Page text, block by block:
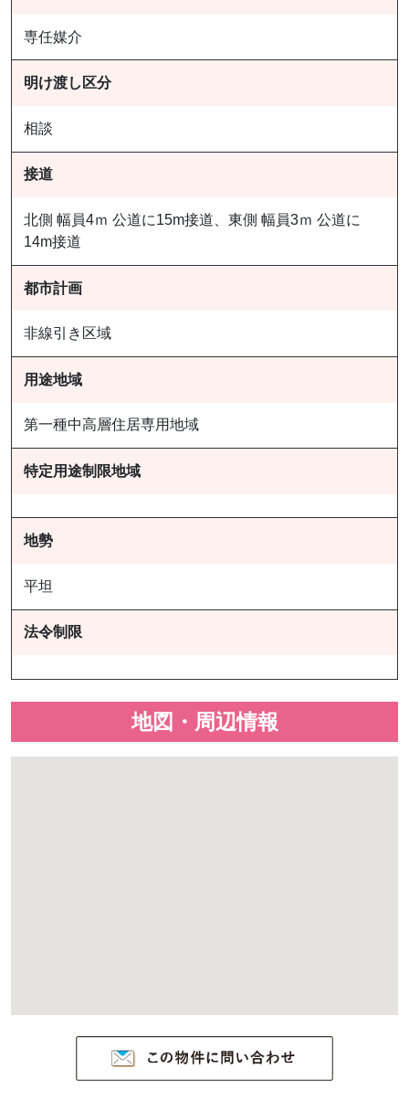
専任媒介
明け渡し区分
相談
接道
北側 幅員4ｍ 公道に15m接道、東側 幅員3ｍ 公道に
14m接道
都市計画
非線引き区域
用途地域
第一種中高層住居専用地域
特定用途制限地域
地勢
平坦
法令制限
地図・周辺情報